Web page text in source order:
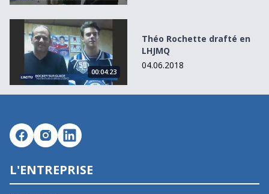
Théo Rochette drafté en LHJMQ
00:04:23
Théo Rochette drafté en
LHJMQ
04.06.2018
L'ENTREPRISE